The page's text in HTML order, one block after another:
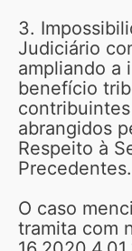
3.
Judiciário
ampliando a
benefício
abrangidos
Respeito à
Precedentes.
O caso
tramita com